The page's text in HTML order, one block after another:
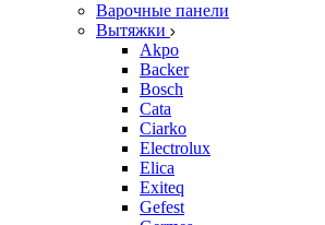
Варочные панели
Вытяжки
Akpo
Backer
Bosch
Cata
Ciarko
Electrolux
Elica
Exiteq
Gefest